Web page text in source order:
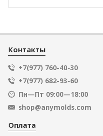
Контакты
+7(977) 760-40-30
+7(977) 682-93-60
Пн—Пт 09:00—18:00
shop@anymolds.com
Оплата